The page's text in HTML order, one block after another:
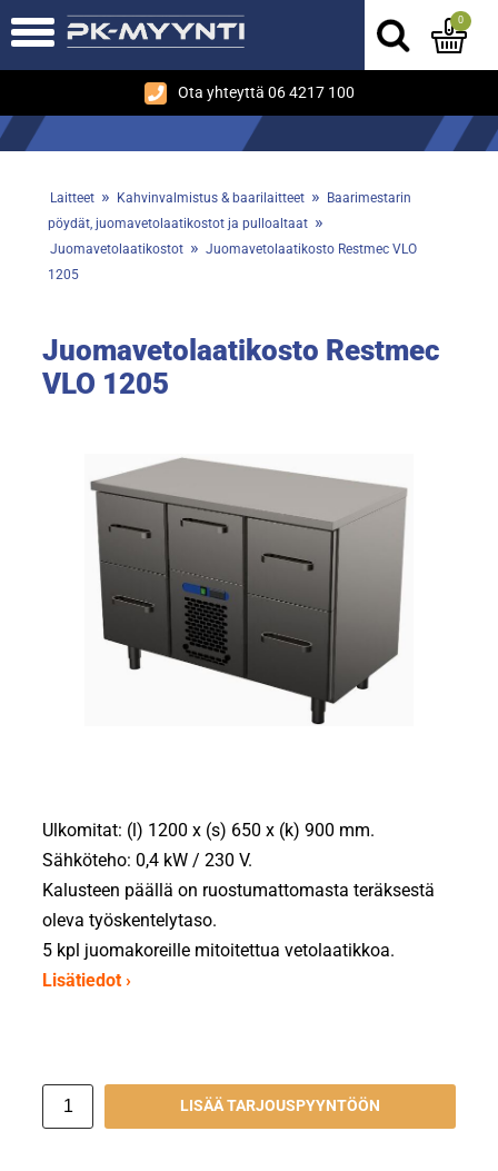
Ota yhteyttä 06 4217 100
0
Laitteet » Kahvinvalmistus & baarilaitteet »
Baarimestarin
pöydät, juomavetolaatikostot ja pulloaltaat »
Juomavetolaatikostot » Juomavetolaatikosto Restmec VLO
1205
Juomavetolaatikosto Restmec
VLO 1205
Ulkomitat: (l) 1200 x (s) 650 x (k) 900 mm.
Sähköteho: 0,4 kW / 230 V.
Kalusteen päällä on ruostumattomasta teräksestä
oleva työskentelytaso.
5 kpl juomakoreille mitoitettua vetolaatikkoa.
Lisätiedot ›
LISÄÄ TARJOUSPYYNTÖÖN